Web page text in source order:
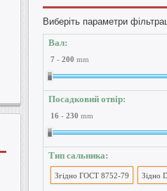
Виберіть параметри
Вал:
7 - 200 mm
Посадковий отвір:
16 - 230 mm
Тип сальника:
Згідно ГОСТ 8752-79 Зідно